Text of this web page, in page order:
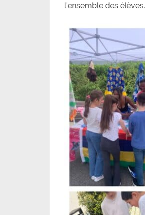
l’ensemble des élèves.